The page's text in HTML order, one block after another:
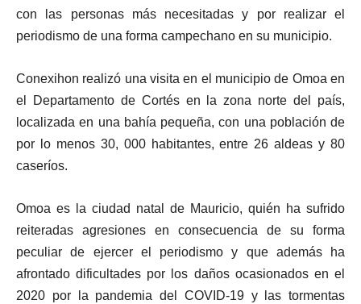
con las personas más necesitadas y por realizar el
periodismo de una forma campechano en su municipio.
Conexihon realizó una visita en el municipio de Omoa en
el Departamento de Cortés en la zona norte del país,
localizada en una bahía pequeña, con una población de
por lo menos 30, 000 habitantes, entre 26 aldeas y 80
caseríos.
Omoa es la ciudad natal de Mauricio, quién ha sufrido
reiteradas agresiones en consecuencia de su forma
peculiar de ejercer el periodismo y que además ha
afrontado dificultades por los daños ocasionados en el
2020 por la pandemia del COVID-19 y las tormentas